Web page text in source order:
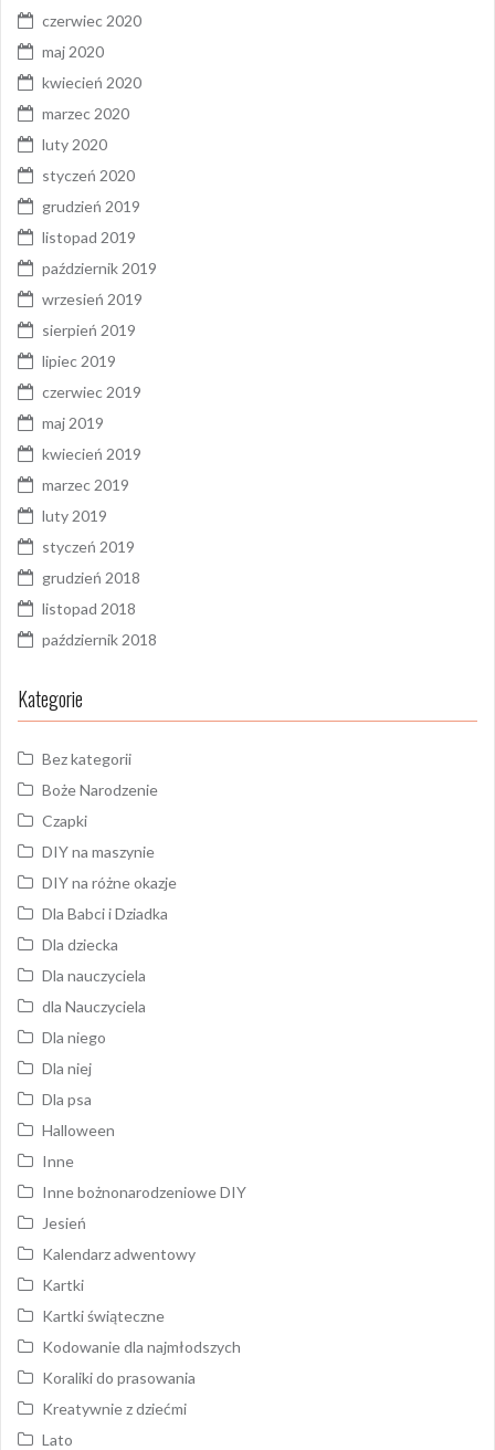
czerwiec 2020
maj 2020
kwiecień 2020
marzec 2020
luty 2020
styczeń 2020
grudzień 2019
listopad 2019
październik 2019
wrzesień 2019
sierpień 2019
lipiec 2019
czerwiec 2019
maj 2019
kwiecień 2019
marzec 2019
luty 2019
styczeń 2019
grudzień 2018
listopad 2018
październik 2018
Kategorie
Bez kategorii
Boże Narodzenie
Czapki
DIY na maszynie
DIY na różne okazje
Dla Babci i Dziadka
Dla dziecka
Dla nauczyciela
dla Nauczyciela
Dla niego
Dla niej
Dla psa
Halloween
Inne
Inne bożnonarodzeniowe DIY
Jesień
Kalendarz adwentowy
Kartki
Kartki świąteczne
Kodowanie dla najmłodszych
Koraliki do prasowania
Kreatywnie z dziećmi
Lato